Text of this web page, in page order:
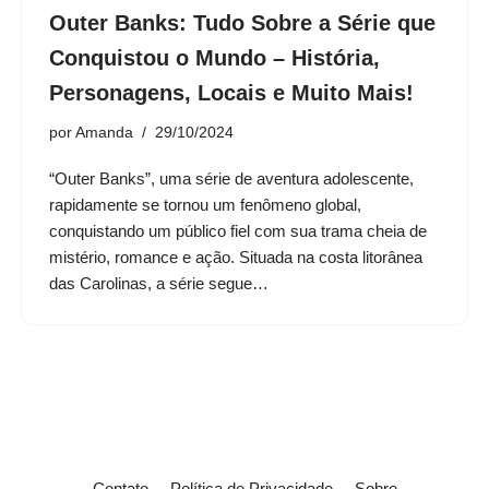
Outer Banks: Tudo Sobre a Série que
Conquistou o Mundo – História,
Personagens, Locais e Muito Mais!
por Amanda 29/10/2024
“Outer Banks”, uma série de aventura adolescente,
rapidamente se tornou um fenômeno global,
conquistando um público fiel com sua trama cheia de
mistério, romance e ação. Situada na costa litorânea
das Carolinas, a série segue…